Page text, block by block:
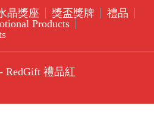
晶獎座 獎盃獎牌
禮品
Products
RedGift 禮品紅